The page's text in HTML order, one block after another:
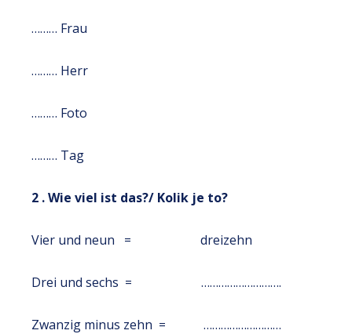
……… Frau
……… Herr
……… Foto
……… Tag
2 . Wie viel ist das?/ Kolik je to?
Vier und neun = dreizehn
Drei und sechs = ……………………….
Zwanzig minus zehn = ………………………